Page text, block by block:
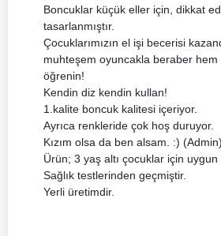
Boncuklar küçük eller için, dikkat
tasarlanmıştır.
Çocuklarımızın el işi becerisi
muhteşem oyuncakla beraber hem
öğrenin!
Kendin diz kendin kullan!
1.kalite boncuk kalitesi içeriyor.
Ayrıca renkleride çok hoş duruyor.
Kızım olsa da ben alsam. :) (Admin)
Ürün; 3 yaş altı çocuklar için uygun
Sağlık testlerinden geçmiştir.
Yerli üretimdir.